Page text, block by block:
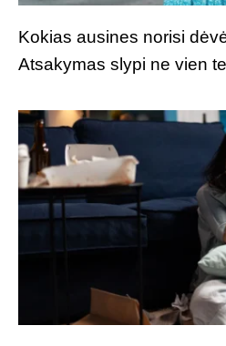
Kokias ausines norisi
Atsakymas slypi ne vien